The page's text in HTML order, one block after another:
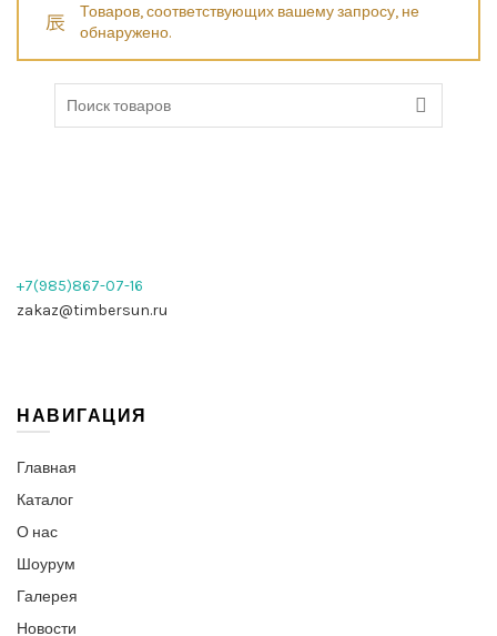
Товаров, соответствующих вашему запросу, не
обнаружено.
+7(985)867-07-16
zakaz@timbersun.ru
НАВИГАЦИЯ
Главная
Каталог
О нас
Шоурум
Галерея
Новости